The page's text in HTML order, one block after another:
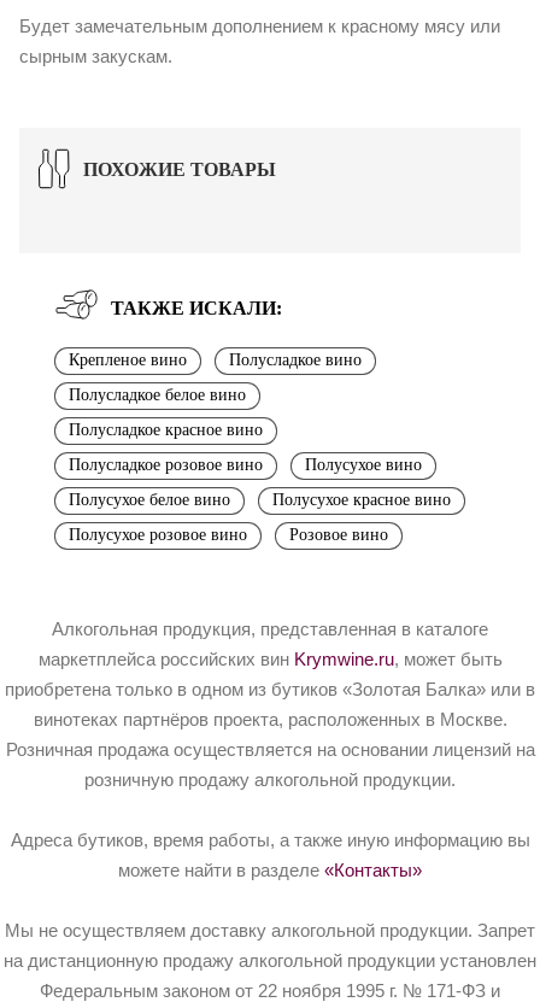
Будет замечательным дополнением к красному мясу или
сырным закускам.
ПОХОЖИЕ ТОВАРЫ
ТАКЖЕ ИСКАЛИ:
Крепленое вино
Полусладкое вино
Полусладкое белое вино
Полусладкое красное вино
Полусладкое розовое вино
Полусухое вино
Полусухое белое вино
Полусухое красное вино
Полусухое розовое вино
Розовое вино
Алкогольная продукция, представленная в каталоге
маркетплейса российских вин Krymwine.ru, может быть
приобретена только в одном из бутиков «Золотая Балка» или в
винотеках партнёров проекта, расположенных в Москве.
Розничная продажа осуществляется на основании лицензий на
розничную продажу алкогольной продукции.
Адреса бутиков, время работы, а также иную информацию вы
можете найти в разделе «Контакты»
Мы не осуществляем доставку алкогольной продукции. Запрет
на дистанционную продажу алкогольной продукции установлен
Федеральным законом от 22 ноября 1995 г. № 171-ФЗ и